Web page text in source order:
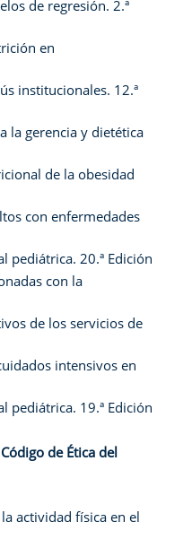
de regresión. 2.ª
en
institucionales. 12.ª
la gerencia y dietética
de la obesidad
con enfermedades
pediátrica. 20.ª Edición
con la
de los servicios de
intensivos en
pediátrica. 19.ª Edición
de Ética del
actividad física en el